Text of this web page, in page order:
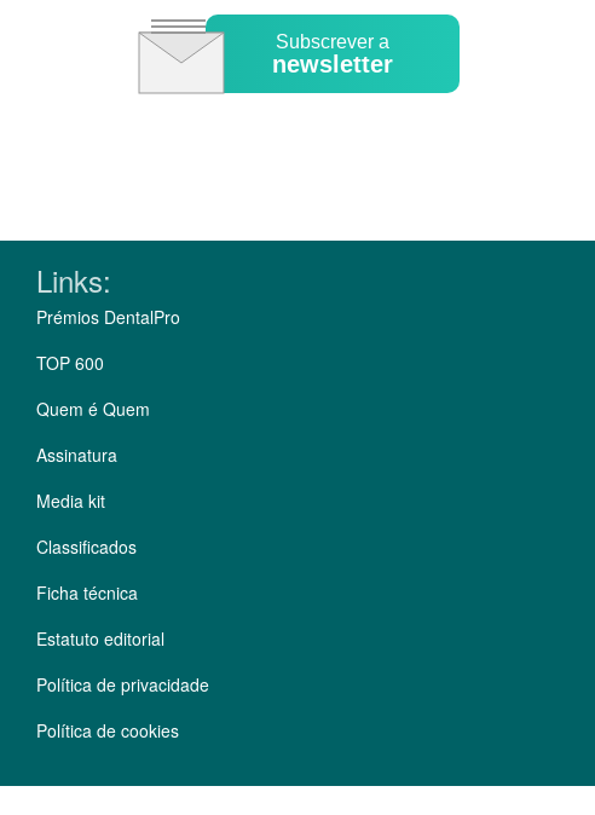
Subscrever a
newsletter
Links:
Prémios DentalPro
TOP 600
Quem é Quem
Assinatura
Media kit
Classificados
Ficha técnica
Estatuto editorial
Política de privacidade
Política de cookies